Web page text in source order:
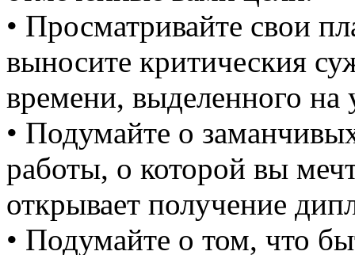
• Просматривайте свои
выносите критическия
времени, выделенного на
• Подумайте о
работы, о которой вы
открывает получение
• Подумайте о том, что